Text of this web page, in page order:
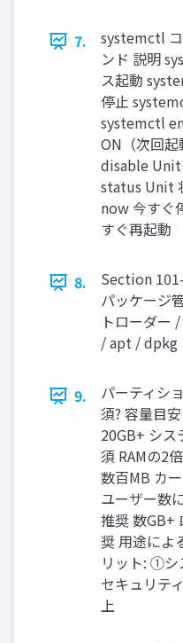
7.
systemctl
ンド 説明
ス起動
停止
systemctl
ON（次回
disable Unit
status Unit
now 今すぐ
すぐ再起動
8.
Section
パッケージ
トローダー
/ apt / dpkg
9.
パーティシ
須? 容量目
20GB+ シス
須 RAMの2
数百MB カ
ユーザー数
推奨 数GB+
奨 用途によ
リット: ①
セキュリテ
上